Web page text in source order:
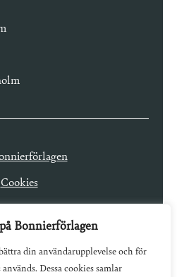
Bonnierförlagen
din användarupplevelse och för
Dessa cookies samlar
Cookies